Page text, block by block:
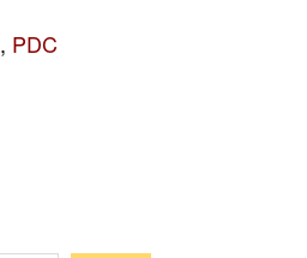
, PDC